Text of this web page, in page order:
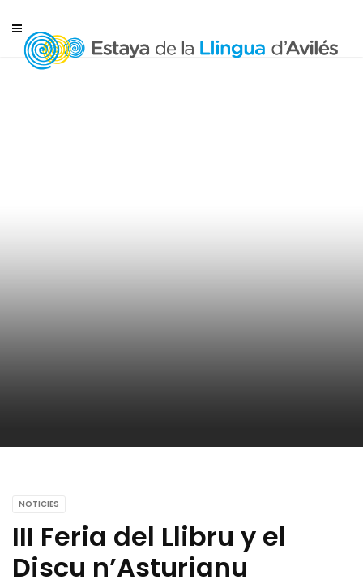
NOTICIES
III Feria del Llibru y el
Discu n’Asturianu